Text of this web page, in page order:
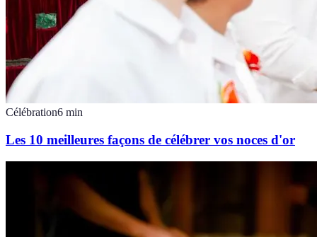
Célébration6 min
Les 10 meilleures façons de célébrer vos noces d'or